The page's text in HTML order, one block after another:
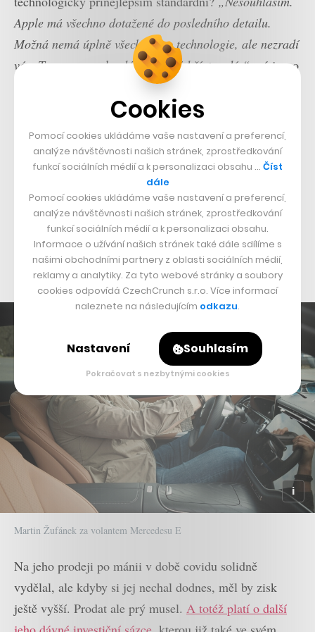
Apple má všechno dotažené do posledního detailu.
Možná nemá úplně všechny top technologie, ale nezradí
vás. To se o vozech od Tesly pořád říct nedá,“má jasno
za volantem zeleného vozu od Mercedesu.
Technologie jsou i velké investiční téma posledních
měsíců a také v tomto směru má Žufánek pár postřehů.
Bitcoin, hit posledních týdnů, když jeho cena
vystoupala až nad 73 tisíc dolarů (před rokem byl k
mání za 20 tisíc dolarů), Žufánek poprvé nakoupil
před… opravdu mnoha lety. „Já už ani nevím, kdy to
bylo. Ale kupoval jsem ho, když stál 1 200 dolarů.
Upozornil mě na něj tehdy František Fuka,“vzpomíná.
Martin Žufánek za volantem Mercedesu E
Na jeho prodeji po mánii v době covidu solidně
vydělal, ale kdyby si jej nechal dodnes, měl by zisk
ještě vyšší. Prodat ale prý musel. A totéž platí o další
Cookies
Pomocí cookies ukládáme vaše nastavení a preferencí,
analýze návštěvnosti našich stránek, zprostředkování
funkcí sociálních médií a k personalizaci obsahu … Číst
dále
Pomocí cookies ukládáme vaše nastavení a preferencí,
analýze návštěvnosti našich stránek, zprostředkování
funkcí sociálních médií a k personalizaci obsahu.
Informace o užívání našich stránek také dále sdílíme s
našimi obchodními partnery z oblasti sociálních médií,
reklamy a analytiky. Za tyto webové stránky a soubory
cookies odpovídá CzechCrunch s.r.o. Více informací
naleznete na následujícím odkazu.
Nastavení Souhlasím
Pokračovat s nezbytnými cookies